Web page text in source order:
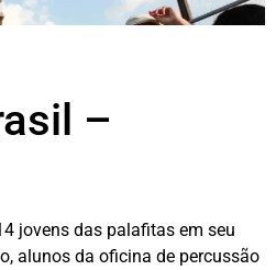
–
jovens das palafitas em seu
alunos da oficina de percussão